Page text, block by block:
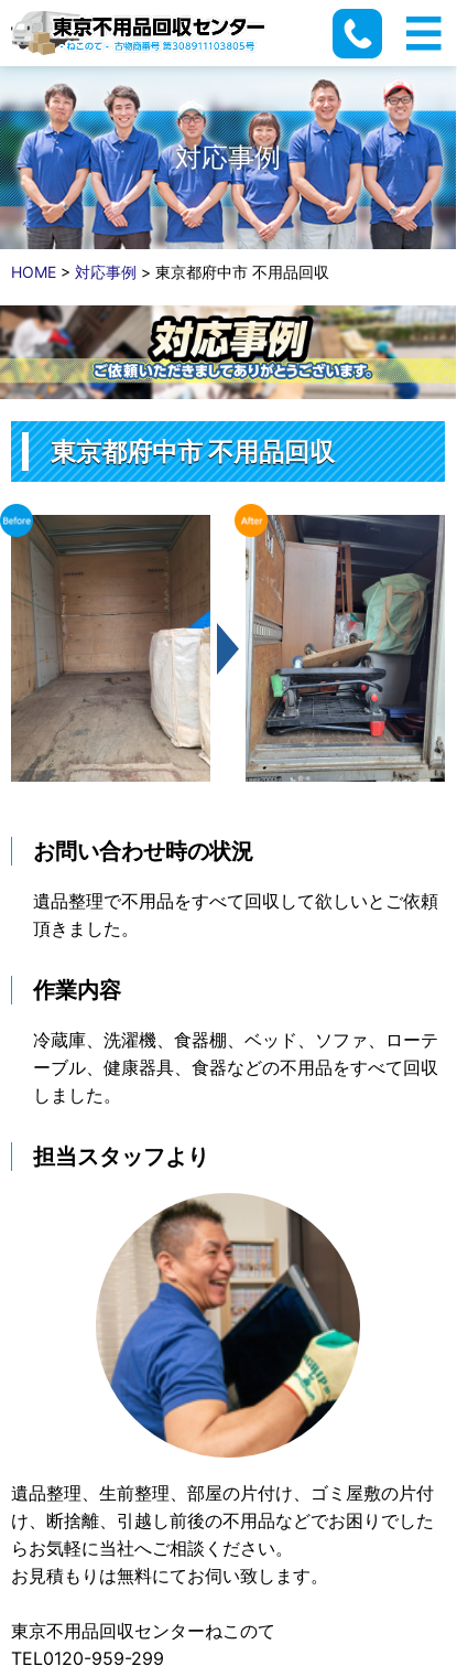
対応事例
HOME > 対応事例 > 東京都府中市 不用品回収
東京都府中市 不用品回収
お問い合わせ時の状況
遺品整理で不用品をすべて回収して欲しいとご依頼
頂きました。
作業内容
冷蔵庫、洗濯機、食器棚、ベッド、ソファ、ローテ
ーブル、健康器具、食器などの不用品をすべて回収
しました。
担当スタッフより
遺品整理、生前整理、部屋の片付け、ゴミ屋敷の片付
け、断捨離、引越し前後の不用品などでお困りでした
らお気軽に当社へご相談ください。
お見積もりは無料にてお伺い致します。
東京不用品回収センターねこのて
TEL0120-959-299